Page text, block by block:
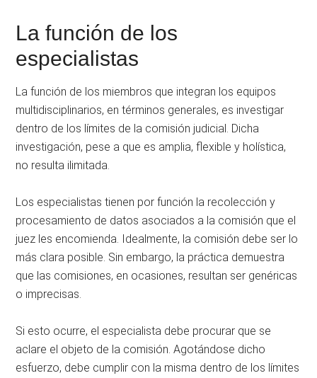
La función de los
especialistas
La función de los miembros que integran los equipos
multidisciplinarios, en términos generales, es investigar
dentro de los límites de la comisión judicial. Dicha
investigación, pese a que es amplia, flexible y holística,
no resulta ilimitada.
Los especialistas tienen por función la recolección y
procesamiento de datos asociados a la comisión que el
juez les encomienda. Idealmente, la comisión debe ser lo
más clara posible. Sin embargo, la práctica demuestra
que las comisiones, en ocasiones, resultan ser genéricas
o imprecisas.
Si esto ocurre, el especialista debe procurar que se
aclare el objeto de la comisión. Agotándose dicho
esfuerzo, debe cumplir con la misma dentro de los límites